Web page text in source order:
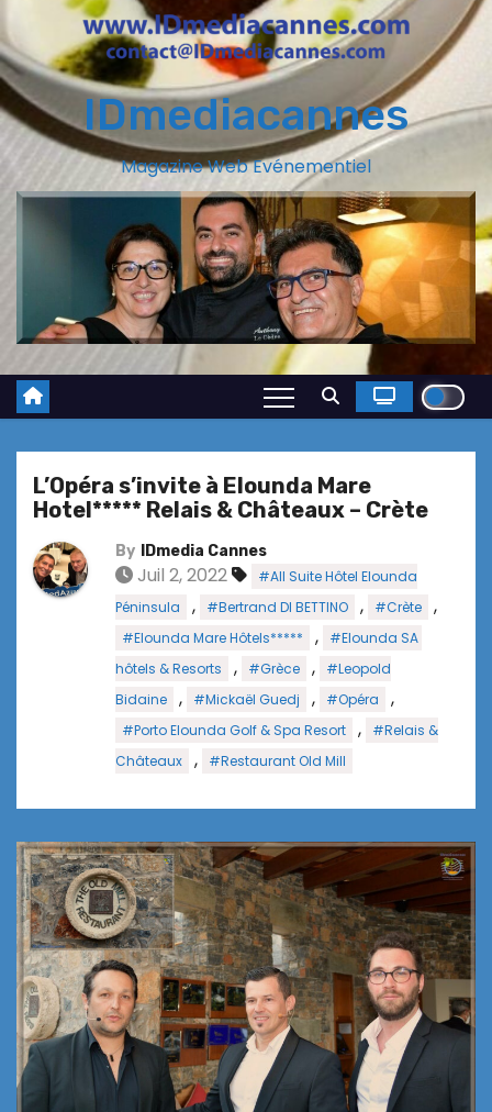
IDmediacannes
Magazine Web Evénementiel
L’Opéra s’invite à Elounda Mare
Hotel***** Relais & Châteaux – Crète
By IDmedia Cannes
Juil 2, 2022
#All Suite Hôtel Elounda
Péninsula
, #Bertrand DI BETTINO , #Crète ,
#Elounda Mare Hôtels***** ,
#Elounda SA
hôtels & Resorts
, #Grèce ,
#Leopold
Bidaine
, #Mickaël Guedj , #Opéra ,
#Porto Elounda Golf & Spa Resort ,
#Relais &
Châteaux
, #Restaurant Old Mill